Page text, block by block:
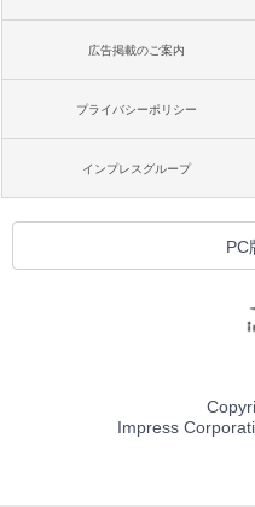
広告掲載のご案内
プライバシーポリシー
インプレスグループ
PC
Impress